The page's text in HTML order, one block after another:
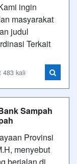
ingin
masyarakat
judul
Terkait
483 kali
Sampah
Provinsi
menyebut
berjalan di